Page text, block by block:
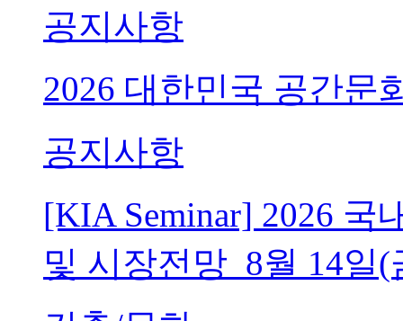
공지사항
2026 대한민국 공간문
공지사항
[KIA Seminar] 2026 국
및 시장전망_8월 14일(